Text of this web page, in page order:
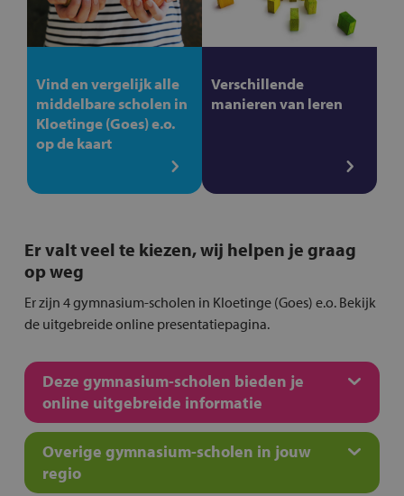
Vind en vergelijk alle
middelbare scholen in
Kloetinge (Goes) e.o.
op de kaart
Verschillende
manieren van leren
Er valt veel te kiezen, wij helpen je graag
op weg
Er zijn 4 gymnasium-scholen in Kloetinge (Goes) e.o. Bekijk
de uitgebreide online presentatiepagina.
Deze gymnasium-scholen bieden je
online uitgebreide informatie
Overige gymnasium-scholen in jouw
regio